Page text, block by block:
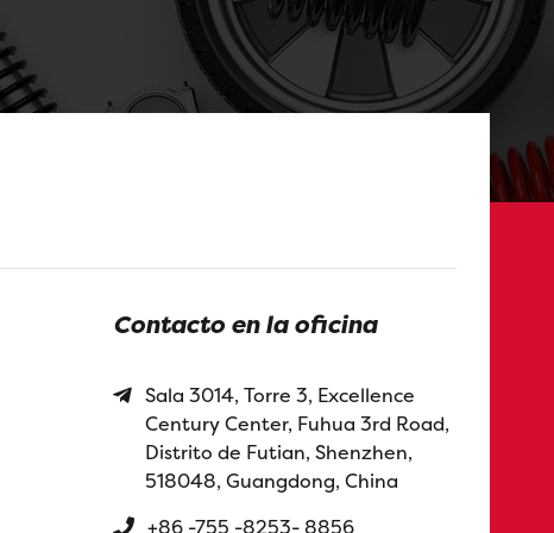
Contacto en la oficina
Sala 3014, Torre 3, Excellence
Century Center, Fuhua 3rd Road,
Distrito de Futian, Shenzhen,
518048, Guangdong, China
+86 -755 -8253- 8856